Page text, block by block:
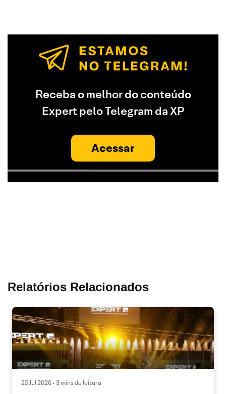
Receba o melhor do conteúdo
Expert pelo Telegram da XP
Acessar
Relatórios Relacionados
25 Jul 2026 • 3 mins de leitura